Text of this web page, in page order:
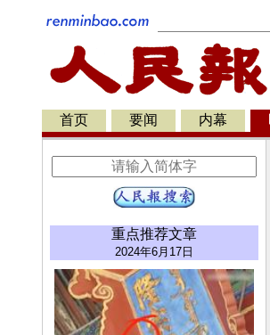
首页 要闻 内幕
重点推荐文章
2024年6月17日